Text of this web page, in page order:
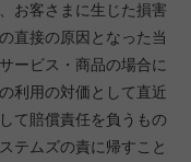
お客さまに生じた損害
直接の原因となった当
ービス・商品の場合に
利用の対価として直近
て賠償責任を負うもの
テムズの責に帰すこと